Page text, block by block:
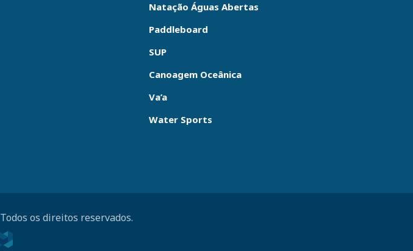
Natação Águas Abertas
Paddleboard
SUP
Canoagem Oceânica
Va’a
Water Sports
Todos os direitos reservados.